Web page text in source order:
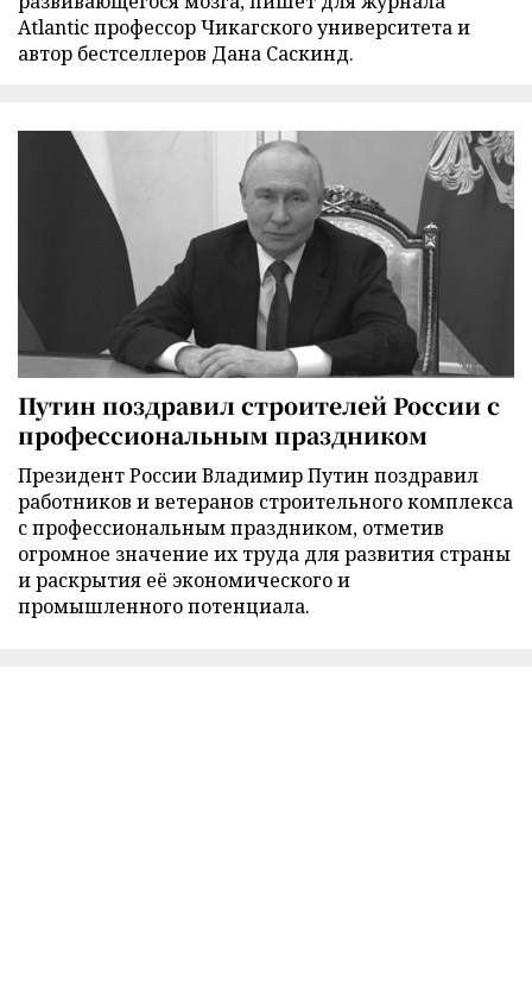
Atlantic профессор Чикагского университета и
автор бестселлеров Дана Саскинд.
Путин поздравил строителей России с
профессиональным праздником
Президент России Владимир Путин поздравил
работников и ветеранов строительного комплекса
с профессиональным праздником, отметив
огромное значение их труда для развития страны
и раскрытия её экономического и
промышленного потенциала.